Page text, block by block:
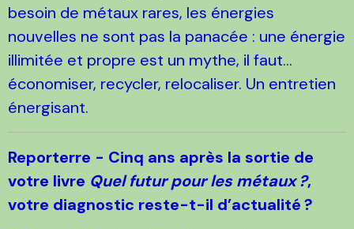
besoin de métaux rares, les énergies
nouvelles ne sont pas la panacée : une énergie
illimitée et propre est un mythe, il faut...
économiser, recycler, relocaliser. Un entretien
énergisant.
Reporterre - Cinq ans après la sortie de
votre livre Quel futur pour les métaux ?,
votre diagnostic reste-t-il d’actualité?